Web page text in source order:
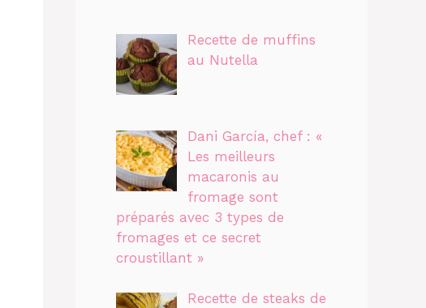
Recette de muffins
au Nutella
Dani García, chef : «
Les meilleurs
macaronis au
fromage sont
préparés avec 3 types de
fromages et ce secret
croustillant »
Recette de steaks de